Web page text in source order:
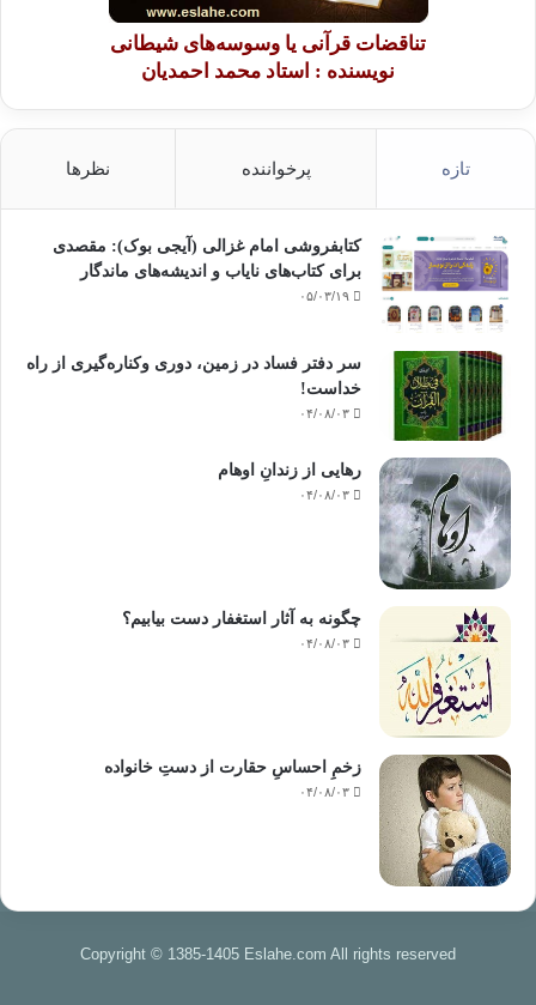
تناقضات قرآنی یا وسوسه‌های شیطانی
نویسنده : استاد محمد احمدیان
تازه پرخواننده نظرها
کتابفروشی امام غزالی (آیجی بوک): مقصدی
برای کتاب‌های نایاب و اندیشه‌های ماندگار
۰۵/۰۳/۱۹
سر دفتر فساد در زمین‌، دوری وکناره‌گیری از راه
خداست‌!
۰۴/۰۸/۰۳
رهایی از زندانِ اوهام
۰۴/۰۸/۰۳
چگونه به آثار استغفار دست بیابیم؟
۰۴/۰۸/۰۳
زخمِ احساسِ حقارت از دستِ خانواده
۰۴/۰۸/۰۳
Copyright © 1385-1405 Eslahe.com All rights reserved